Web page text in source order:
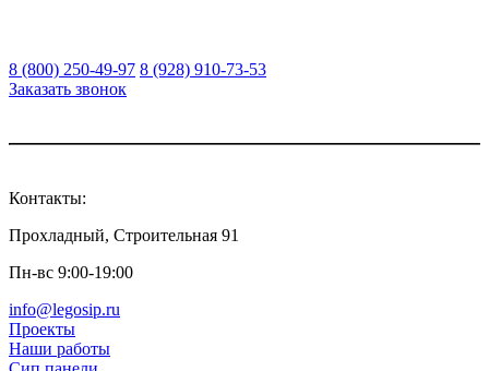
8 (800) 250-49-97 8 (928) 910-73-53
Заказать звонок
Контакты:
Прохладный, Строительная 91
Пн-вс 9:00-19:00
info@legosip.ru
Проекты
Наши работы